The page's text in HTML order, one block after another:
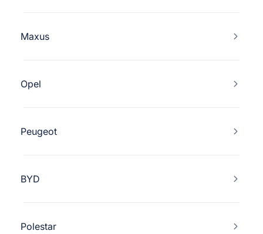
Maxus
Opel
Peugeot
BYD
Polestar